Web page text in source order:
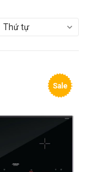
Thứ tự
Sale